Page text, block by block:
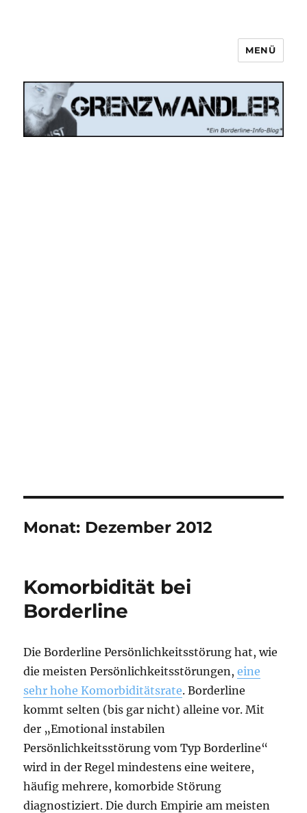
MENÜ
Monat: Dezember 2012
Komorbidität bei
Borderline
Die Borderline Persönlichkeitsstörung hat, wie
die meisten Persönlichkeitsstörungen,eine
sehr hohe Komorbiditätsrate. Borderline
kommt selten (bis gar nicht) alleine vor. Mit
der „Emotional instabilen
Persönlichkeitsstörung vom Typ Borderline“
wird in der Regel mindestens eine weitere,
häufig mehrere, komorbide Störung
diagnostiziert. Die durch Empirie am meisten